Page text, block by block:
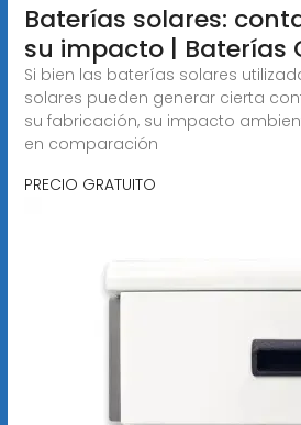
Baterías solares:
su impacto | Baterías
Si bien las baterías solares
solares pueden generar cierta
su fabricación, su impacto
en comparación
PRECIO GRATUITO